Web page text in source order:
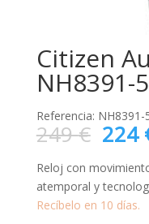
Citizen
NH8391-
Referencia: NH8391-
249€ El
era:
249 €.
224
Reloj con
atemporal y
Recíbelo en 10 días.